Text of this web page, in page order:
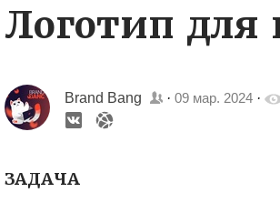
Логотип для
Brand Bang · 09 мар. 2024·
ЗАДАЧА